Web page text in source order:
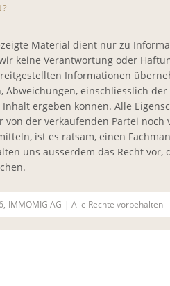
Material dient nur zu
keine Verantwortung oder
Informationen
Abweichungen, einschliesslich
ergeben können. Alle
der verkaufenden Partei noch
ist es ratsam, einen
uns ausserdem das Recht
IMMOMIG AG | Alle Rechte vorbehalten